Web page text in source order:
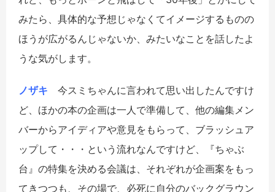
みたら、具体的な予想じゃなくてイメージするものの
ほうが広がるんじゃないか、みたいなことを話したよ
うな気がします。
ノザキ 今スミちゃんに言われて思い出したんですけ
ど、ほかの本の企画は一人で準備して、他の編集メン
バーからアイディアや意見をもらって、ブラッシュア
ップして・・・という流れなんですけど、『ちゃぶ
台』の特集を決める会議は、それぞれが企画案をもっ
てきつつも、その場で、必死に自分のバックグラウン